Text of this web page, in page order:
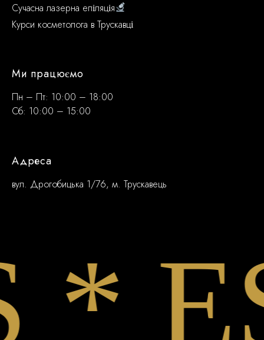
Сучасна лазерна епіляція
Курси косметолога в Трускавці
Ми працюємо
Пн – Пт: 10:00 – 18:00
Сб: 10:00 – 15:00
Адреса
вул. Дрогобицька 1/76, м. Трускавець